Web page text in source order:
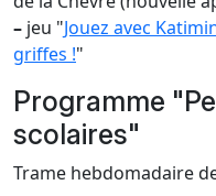
– jeu "Jouez avec
griffes !"
Programme
scolaires"
Trame hebdomadaire